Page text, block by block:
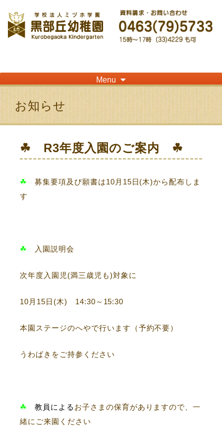
神奈川県平塚市の「学校法人ミヅホ学園黒部丘幼稚園」です！高麗山が見える閑静
な住宅街にある静かな環境で幼児教育を行っています
Menu
content
お知らせ
☘ R3年度入園のご案内 ☘
☘募集要項及び願書は10月15日(木)から配布しま
す
☘ 入園説明会
次年度入園児(満三歳児も)対象に
10月15日(木) 14:30～15:30
本園ステージのへやで行います（予約不要）
うわばきをご持参ください
☘教員による お子さまの保育がありますので、一
緒にご来園ください